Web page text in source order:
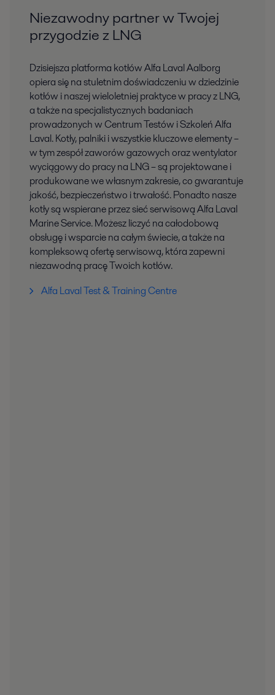
Niezawodny partner w Twojej
przygodzie z LNG
Dzisiejsza platforma kotłów Alfa Laval Aalborg
opiera się na stuletnim doświadczeniu w dziedzinie
kotłów i naszej wieloletniej praktyce w pracy z LNG,
a także na specjalistycznych badaniach
prowadzonych w Centrum Testów i Szkoleń Alfa
Laval. Kotły, palniki i wszystkie kluczowe elementy –
w tym zespół zaworów gazowych oraz wentylator
wyciągowy do pracy na LNG – są projektowane i
produkowane we własnym zakresie, co gwarantuje
jakość, bezpieczeństwo i trwałość. Ponadto nasze
kotły są wspierane przez sieć serwisową Alfa Laval
Marine Service. Możesz liczyć na całodobową
obsługę i wsparcie na całym świecie, a także na
kompleksową ofertę serwisową, która zapewni
niezawodną pracę Twoich kotłów.
Alfa Laval Test & Training Centre